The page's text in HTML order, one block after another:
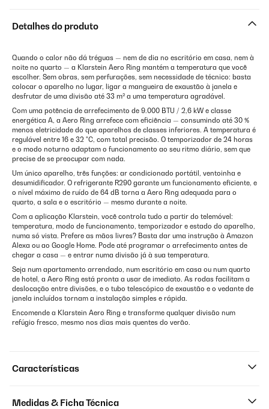
Detalhes do produto
Quando o calor não dá tréguas — nem de dia no escritório em casa, nem à
noite no quarto — a Klarstein Aero Ring mantém a temperatura que você
escolher. Sem obras, sem perfurações, sem necessidade de técnico: basta
colocar o aparelho no lugar, ligar a mangueira de exaustão à janela e
desfrutar de uma divisão até 33 m² a uma temperatura agradável.
Com uma potência de arrefecimento de 9.000 BTU / 2,6 kW e classe
energética A, a Aero Ring arrefece com eficiência — consumindo até 30 %
menos eletricidade do que aparelhos de classes inferiores. A temperatura é
regulável entre 16 e 32 °C, com total precisão. O temporizador de 24 horas
e o modo noturno adaptam o funcionamento ao seu ritmo diário, sem que
precise de se preocupar com nada.
Um único aparelho, três funções: ar condicionado portátil, ventoinha e
desumidificador. O refrigerante R290 garante um funcionamento eficiente, e
o nível máximo de ruído de 64 dB torna a Aero Ring adequada para o
quarto, a sala e o escritório — mesmo durante a noite.
Com a aplicação Klarstein, você controla tudo a partir do telemóvel:
temperatura, modo de funcionamento, temporizador e estado do aparelho,
numa só vista. Prefere as mãos livres? Basta dar uma instrução à Amazon
Alexa ou ao Google Home. Pode até programar o arrefecimento antes de
chegar a casa — e entrar numa divisão já à sua temperatura.
Seja num apartamento arrendado, num escritório em casa ou num quarto
de hotel, a Aero Ring está pronta a usar de imediato. As rodas facilitam a
deslocação entre divisões, e o tubo telescópico de exaustão e o vedante de
janela incluídos tornam a instalação simples e rápida.
Encomende a Klarstein Aero Ring e transforme qualquer divisão num
refúgio fresco, mesmo nos dias mais quentes do verão.
Características
Medidas & Ficha Técnica